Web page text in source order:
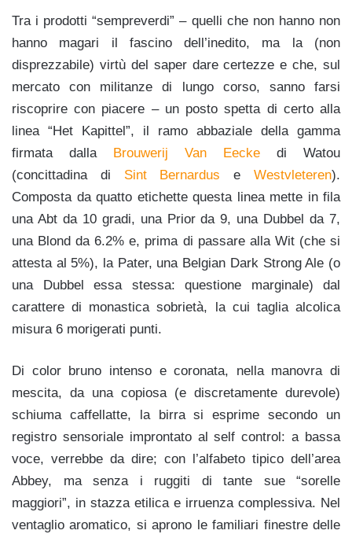
Tra i prodotti “sempreverdi” – quelli che non hanno non
hanno magari il fascino dell’inedito, ma la (non
disprezzabile) virtù del saper dare certezze e che, sul
mercato con militanze di lungo corso, sanno farsi
riscoprire con piacere – un posto spetta di certo alla
linea “Het Kapittel”, il ramo abbaziale della gamma
firmata dalla Brouwerij Van Eecke di Watou
(concittadina di Sint Bernardus eWestvleteren).
Composta da quatto etichette questa linea mette in fila
una Abt da 10 gradi, una Prior da 9, una Dubbel da 7,
una Blond da 6.2% e, prima di passare alla Wit (che si
attesta al 5%), la Pater, una Belgian Dark Strong Ale (o
una Dubbel essa stessa: questione marginale) dal
carattere di monastica sobrietà, la cui taglia alcolica
misura 6 morigerati punti.
Di color bruno intenso e coronata, nella manovra di
mescita, da una copiosa (e discretamente durevole)
schiuma caffellatte, la birra si esprime secondo un
registro sensoriale improntato al self control: a bassa
voce, verrebbe da dire; con l’alfabeto tipico dell’area
Abbey, ma senza i ruggiti di tante sue “sorelle
maggiori”, in stazza etilica e irruenza complessiva. Nel
ventaglio aromatico, si aprono le familiari finestre delle